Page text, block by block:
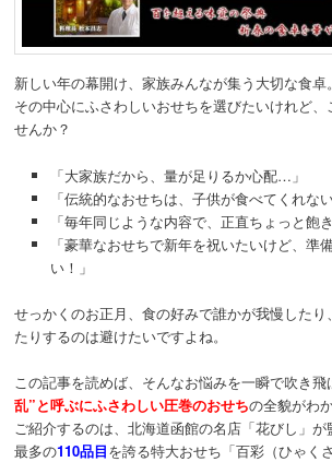
新しい年の幕開け、家族みんなが集う大切な食卓。
その中心にふさわしいおせちを選びたいけれど、
せんか？
「大家族だから、量が足りるか心配…」
「伝統的なおせちは、子供が食べてくれな
「毎年同じような内容で、正直ちょっと飽
「豪華なおせちで新年を祝いたいけど、準
い！」
せっかくのお正月、食の好みで誰かが我慢したり
たりするのは避けたいですよね。
この記事を読めば、そんなお悩みを一瞬で吹き飛
乱”と呼ぶにふさわしい圧巻のおせちの全貌がわ
ご紹介するのは、北海道函館の名店「花びし」
最多の110品目を誇る特大おせち「百彩（ひゃく